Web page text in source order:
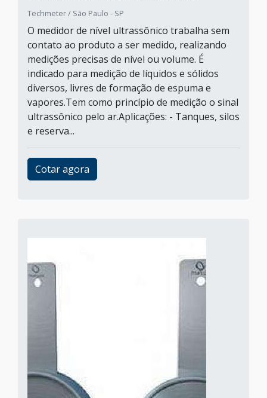
Techmeter / São Paulo - SP
O medidor de nível ultrassônico trabalha sem
contato ao produto a ser medido, realizando
medições precisas de nível ou volume. É
indicado para medição de líquidos e sólidos
diversos, livres de formação de espuma e
vapores.Tem como princípio de medição o sinal
ultrassônico pelo ar.Aplicações: - Tanques, silos
e reserva...
Cotar agora